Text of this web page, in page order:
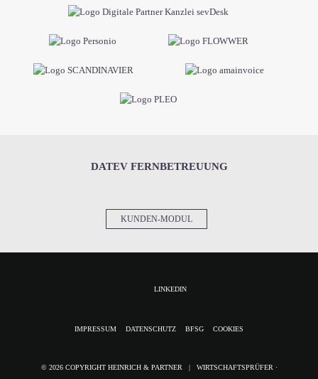
DATEV FERNBETREUUNG
KUNDEN-MODUL
LINKEDIN
NAVIGATION
IMPRESSUM DATENSCHUTZ BFSG COOKIES
© 2026 COPYRIGHT HEINRICH & PARTNER | WIRTSCHAFTSPRÜFER ·